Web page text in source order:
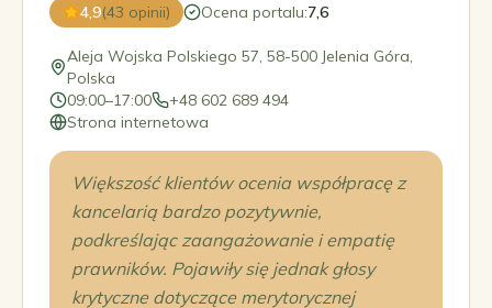
4,9(43 opinii) Ocena portalu:7,6
Aleja Wojska Polskiego 57, 58-500 Jelenia Góra,
Polska
09:00–17:00
+48 602 689 494
Strona internetowa
Większość klientów ocenia współpracę z
kancelarią bardzo pozytywnie,
podkreślając zaangażowanie i empatię
prawników. Pojawiły się jednak głosy
krytyczne dotyczące merytorycznej